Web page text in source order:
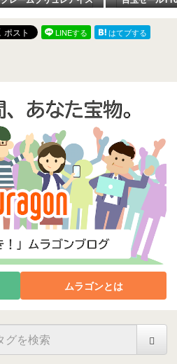
半額！
LINEする
はてブする
ムラゴンとは